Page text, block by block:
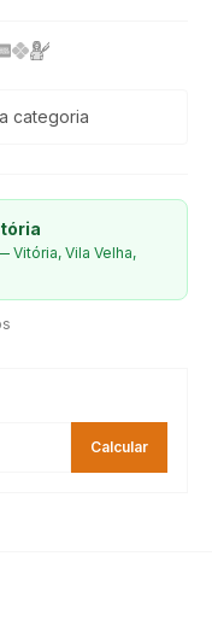
categoria
Vitória, Vila Velha,
Calcular